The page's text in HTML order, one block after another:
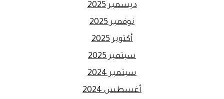
ديسمبر 2025
نوفمبر 2025
أكتوبر 2025
سبتمبر 2025
سبتمبر 2024
أغسطس 2024